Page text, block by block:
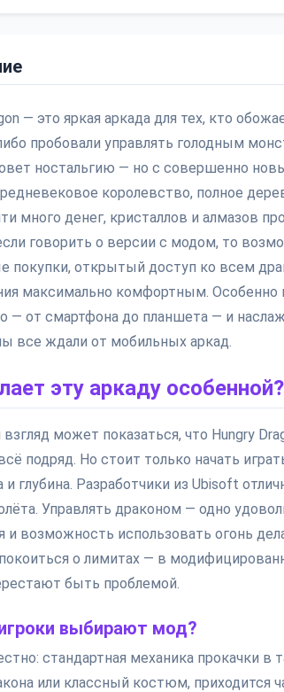
— это яркая аркада для тех, кто
пробовали управлять голодным
ностальгию — но с совершенно
королевство, полное
много денег, кристаллов и алмазов
говорить о версии с модом, то
покупки, открытый доступ ко всем
максимально комфортным. Особенно
— от смартфона до планшета — и
все ждали от мобильных аркад.
эту аркаду особенной?
может показаться, что Hungry
подряд. Но стоит только начать
глубина. Разработчики из Ubisoft
Управлять драконом — одно
и возможность использовать огонь
о лимитах — в
быть проблемой.
выбирают мод?
стандартная механика прокачки
или классный костюм,